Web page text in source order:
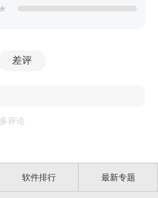
★
差评
评论
软件排行 最新专题